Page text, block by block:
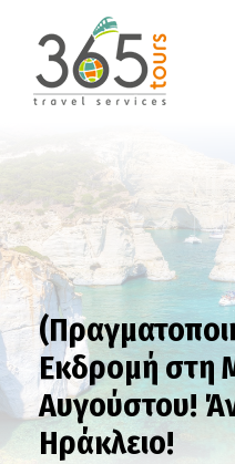
Εκδρομή στη
Αυγούστου!
Ηράκλειο!